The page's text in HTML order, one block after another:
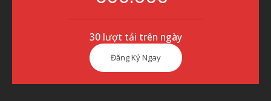
30 lượt tải trên ngày
Đăng Ký Ngay